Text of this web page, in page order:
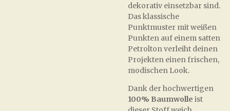
dekorativ einsetzbar sind.
Das klassische
Punktmuster mit weißen
Punkten auf einem satten
Petrolton verleiht deinen
Projekten einen frischen,
modischen Look.
Dank der hochwertigen
100% Baumwolle ist